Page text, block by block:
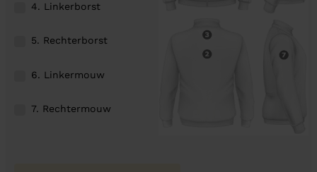
4. Linkerborst
5. Rechterborst
6. Linkermouw
7. Rechtermouw